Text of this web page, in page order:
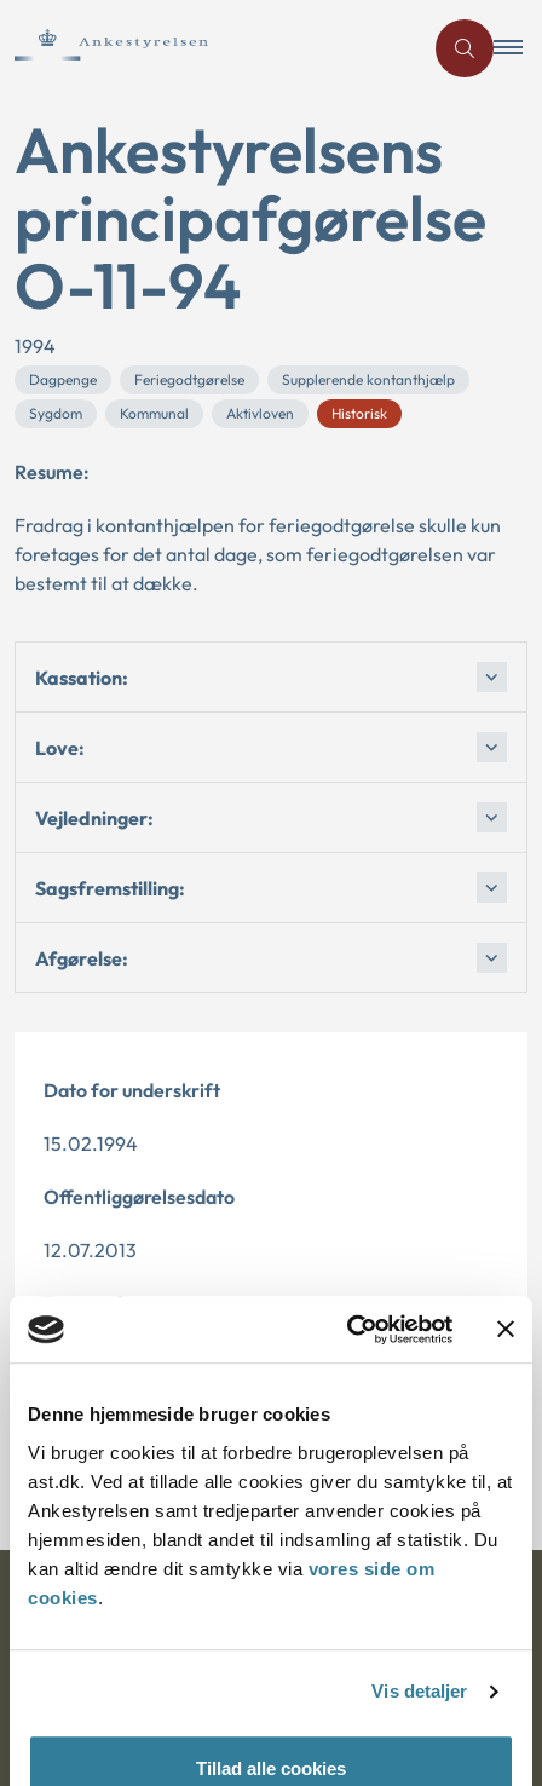
Denne hjemmeside bruger cookies
Vi bruger cookies til at forbedre brugeroplevelsen på
ast.dk. Ved at tillade alle cookies giver du samtykke til, at
Ankestyrelsen samt tredjeparter anvender cookies på
hjemmesiden, blandt andet til indsamling af statistik. Du
kan altid ændre dit samtykke via vores side om
cookies.
Vis detaljer
Tillad alle cookies
Ankestyrelsens
principafgørelse
O-11-94
1994
Dagpenge Feriegodtgørelse
Supplerende kontanthjælp
Sygdom
Kommunal Aktivloven Historisk
Resume:
Fradrag i kontanthjælpen for feriegodtgørelse skulle kun
foretages for det antal dage, som feriegodtgørelsen var
bestemt til at dække.
Kassation:
Love:
Vejledninger:
Sagsfremstilling:
Afgørelse:
Dato for underskrift
15.02.1994
Offentliggørelsesdato
12.07.2013
Paragraf
§ 38
Journalnummer
20273-92
Ankestyrelsen
Postadresse:
9000 Aalborg